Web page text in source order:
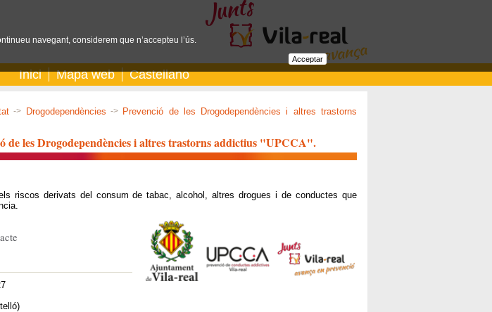
Inici Mapa web Castellano
-> Drogodependències -> Prevenció de les Drogodependències i altres trastorns
de les Drogodependències i altres trastorns addictius "UPCCA".
riscos derivats del consum de tabac, alcohol, altres drogues i de conductes que
navegant, considerem que n’accepteu l’ús.
Acceptar